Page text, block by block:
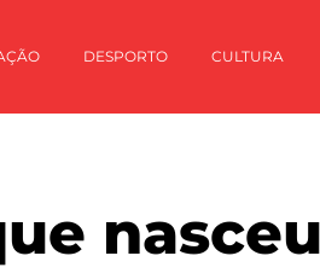
DESPORTO CULTURA